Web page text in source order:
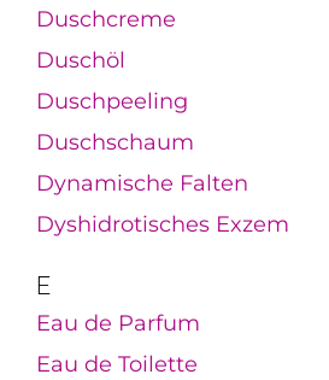
Duschcreme
Duschöl
Duschpeeling
Duschschaum
Dynamische Falten
Dyshidrotisches Exzem
E
Eau de Parfum
Eau de Toilette